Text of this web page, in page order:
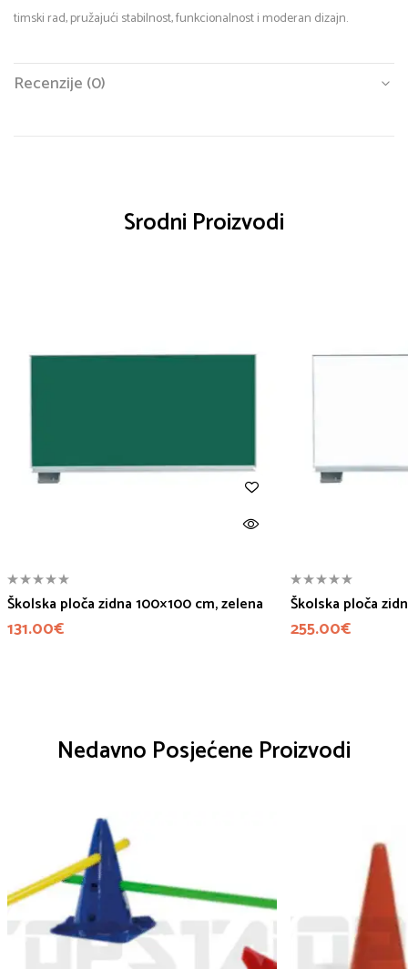
timski rad, pružajući stabilnost, funkcionalnost i moderan dizajn.
Recenzije (0)
Srodni Proizvodi
Školska ploča zidna 100×100 cm, zelena
131.00€
Školska ploča
255.00€
Nedavno Posjećene Proizvodi